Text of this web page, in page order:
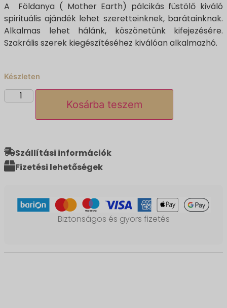
A Földanya ( Mother Earth) pálcikás füstölő kiváló
spirituális ajándék lehet szeretteinknek, barátainknak.
Alkalmas lehet hálánk, köszönetünk kifejezésére.
Szakrális szerek kiegészítéséhez kiválóan alkalmazhó.
Készleten
Kosárba teszem
Szállítási információk
Fizetési lehetőségek
Biztonságos és gyors fizetés